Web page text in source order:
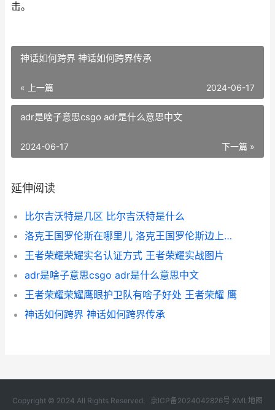
击。
神话如何跨界 神话如何跨界传承
« 上一篇 2024-06-17
adr是啥子意思csgo adr是什么意思中文
下一篇 »
2024-06-17
延伸阅读
比尔吉沃特是几区 比尔吉沃特是什么
洛克王国罗伦斯在哪里儿 洛克王国罗伦斯边上的喇叭
王者荣耀荣耀实名认证方式 王者荣耀实战图片
adr是啥子意思csgo adr是什么意思中文
王者荣耀荣耀鹰眼护卫队有啥子好处 王者荣耀 鹰
神话如何跨界 神话如何跨界传承
Copyright © 2024 All Rights Reserved. 京ICP备2024042826号 XML地图